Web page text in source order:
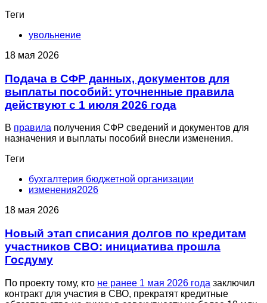
Теги
увольнение
18 мая 2026
Подача в СФР данных, документов для
выплаты пособий: уточненные правила
действуют с 1 июля 2026 года
В правила получения СФР сведений и документов для
назначения и выплаты пособий внесли изменения.
Теги
бухгалтерия бюджетной организации
изменения2026
18 мая 2026
Новый этап списания долгов по кредитам
участников СВО: инициатива прошла
Госдуму
По проекту тому, кто не ранее 1 мая 2026 года заключил
контракт для участия в СВО, прекратят кредитные